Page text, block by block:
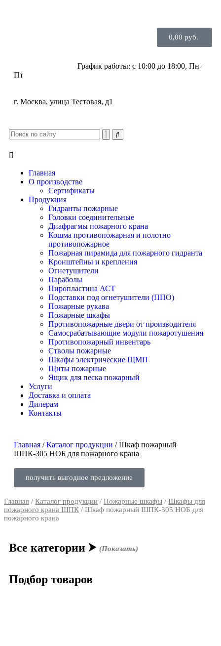
0,00 руб.
График работы: с 10:00 до 18:00, Пн-
Пт
г. Москва, улица Тестовая, д1
Главная
О производстве
Сертификаты
Продукция
Гидранты пожарные
Головки соединительные
Диафрагмы пожарного крана
Кошма противопожарная и полотно
противопожарное
Пожарная пирамида для пожарного гидранта
Кронштейны и крепления
Огнетушители
Параболы
Пиропластина АСТ
Подставки под огнетушители (ППО)
Пожарные рукава
Пожарные шкафы
Противопожарные двери от производителя
Самосрабатывающие модули пожаротушения
Противопожарный инвентарь
Стволы пожарные
Шкафы электрические ЩМП
Щиты пожарные
Ящик для песка пожарный
Услуги
Доставка и оплата
Дилерам
Контакты
Главная /Каталог продукции /Шкаф пожарный
ШПК-305 НОБ для пожарного крана
получить выгодное предложение
Главная / Каталог продукции / Пожарные шкафы / Шкафы для
пожарного крана ШПК / Шкаф пожарный ШПК-305 НОБ для
пожарного крана
Все категории ⮞ (Показать)
Подбор товаров